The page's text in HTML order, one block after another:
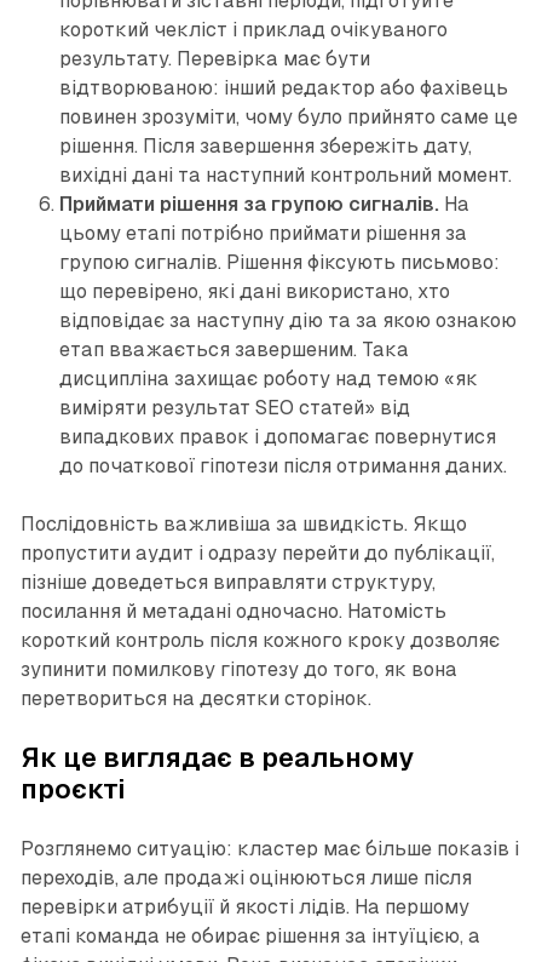
короткий чекліст і приклад очікуваного
результату. Перевірка має бути
відтворюваною: інший редактор або фахівець
повинен зрозуміти, чому було прийнято саме це
рішення. Після завершення збережіть дату,
вихідні дані та наступний контрольний момент.
Приймати рішення за групою сигналів. На
цьому етапі потрібно приймати рішення за
групою сигналів. Рішення фіксують письмово:
що перевірено, які дані використано, хто
відповідає за наступну дію та за якою ознакою
етап вважається завершеним. Така
дисципліна захищає роботу над темою «як
виміряти результат SEO статей» від
випадкових правок і допомагає повернутися
до початкової гіпотези після отримання даних.
Послідовність важливіша за швидкість. Якщо
пропустити аудит і одразу перейти до публікації,
пізніше доведеться виправляти структуру,
посилання й метадані одночасно. Натомість
короткий контроль після кожного кроку дозволяє
зупинити помилкову гіпотезу до того, як вона
перетвориться на десятки сторінок.
Як це виглядає в реальному
проєкті
Розглянемо ситуацію: кластер має більше показів і
переходів, але продажі оцінюються лише після
перевірки атрибуції й якості лідів. На першому
етапі команда не обирає рішення за інтуїцією, а